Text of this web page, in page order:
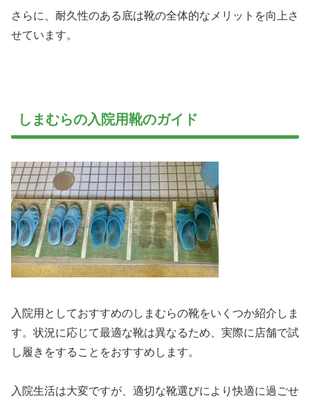
さらに、耐久性のある底は靴の全体的なメリットを向上さ
せています。
しまむらの入院用靴のガイド
入院用としておすすめのしまむらの靴をいくつか紹介しま
す。状況に応じて最適な靴は異なるため、実際に店舗で試
し履きをすることをおすすめします。
入院生活は大変ですが、適切な靴選びにより快適に過ごせ